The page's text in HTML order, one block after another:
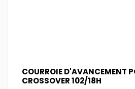
COURROIE D'AVANCEMENT
CROSSOVER 102/18H